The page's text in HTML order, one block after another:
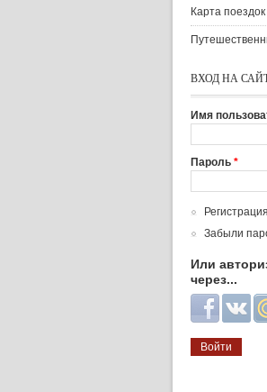
Карта поездок
ВХОД НА
Имя
Пароль *
Регистрация
Забыли
Или
через...
Login with
Login